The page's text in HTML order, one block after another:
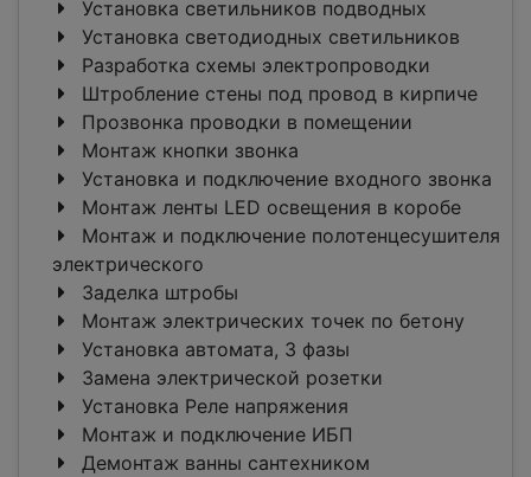
Установка светильников подводных
Установка светодиодных светильников
Разработка схемы электропроводки
Штробление стены под провод в кирпиче
Прозвонка проводки в помещении
Монтаж кнопки звонка
Установка и подключение входного звонка
Монтаж ленты LED освещения в коробе
Монтаж и подключение полотенцесушителя
электрического
Заделка штробы
Монтаж электрических точек по бетону
Установка автомата, 3 фазы
Замена электрической розетки
Установка Реле напряжения
Монтаж и подключение ИБП
Демонтаж ванны сантехником